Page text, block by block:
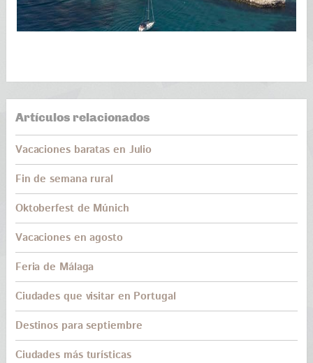
Artículos relacionados
Vacaciones baratas en Julio
Fin de semana rural
Oktoberfest de Múnich
Vacaciones en agosto
Feria de Málaga
Ciudades que visitar en Portugal
Destinos para septiembre
Ciudades más turísticas